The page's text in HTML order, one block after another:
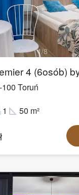
1/8
4 (6osób)
Toruń
1 square_foot 50 m²